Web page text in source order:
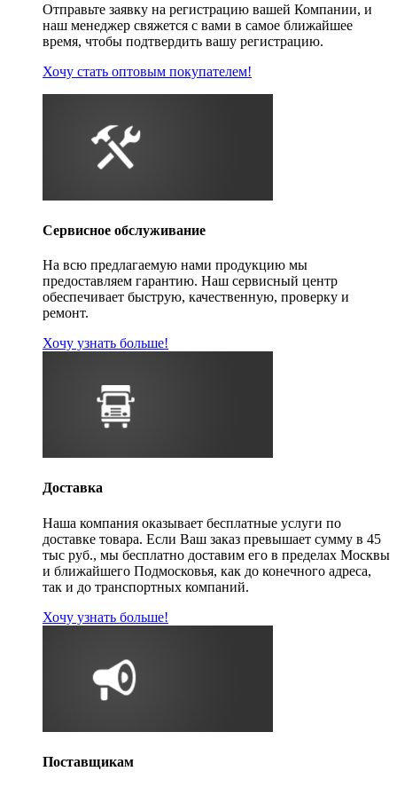
Отправьте заявку на регистрацию вашей Компании, и
наш менеджер свяжется с вами в самое ближайшее
время, чтобы подтвердить вашу регистрацию.
Хочу стать оптовым покупателем!
Сервисное обслуживание
На всю предлагаемую нами продукцию мы
предоставляем гарантию. Наш сервисный центр
обеспечивает быструю, качественную, проверку и
ремонт.
Хочу узнать больше!
Доставка
Наша компания оказывает бесплатные услуги по
доставке товара. Если Ваш заказ превышает сумму в 45
тыс руб., мы бесплатно доставим его в пределах Москвы
и ближайшего Подмосковья, как до конечного адреса,
так и до транспортных компаний.
Хочу узнать больше!
Поставщикам